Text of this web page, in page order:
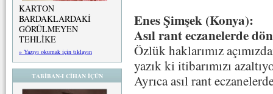
KARTON
BARDAKLARDAKİ
GÖRÜLMEYEN
TEHLİKE
» Yazıyı okumak için tıklayın
TABİBAN-I CİHAN İÇÜN
Enes Şimşek (Konya):
Asıl rant eczanelerde
Özlük haklarımız
yazık ki itibarımızı
Ayrıca asıl rant